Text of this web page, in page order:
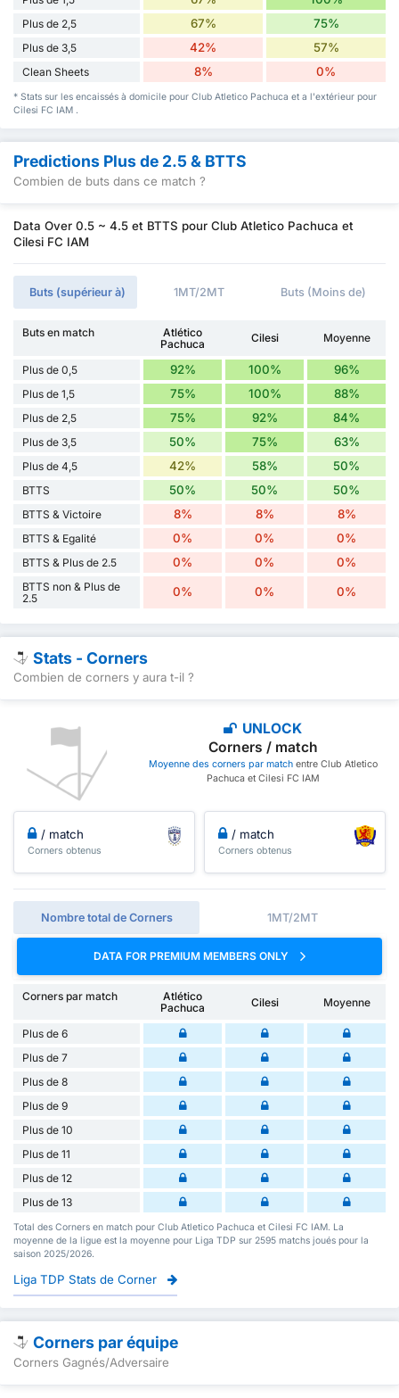
Plus de 2,5 67% 75%
Plus de 3,5 42% 57%
Clean Sheets 8% 0%
* Stats sur les encaissés à domicile pour Club Atletico Pachuca et a l'extérieur pour
Cilesi FC IAM .
Predictions Plus de 2.5 & BTTS
Combien de buts dans ce match ?
Data Over 0.5 ~ 4.5 et BTTS pour Club Atletico Pachuca et
Cilesi FC IAM
Buts (supérieur à) 1MT/2MT Buts (Moins de)
Buts en match
Atlético
Pachuca
Cilesi Moyenne
Plus de 0,5 92% 100% 96%
Plus de 1,5 75% 100% 88%
Plus de 2,5 75% 92% 84%
Plus de 3,5 50% 75% 63%
Plus de 4,5 42% 58% 50%
BTTS 50% 50% 50%
BTTS & Victoire 8% 8% 8%
BTTS & Egalité 0% 0% 0%
BTTS & Plus de 2.5 0% 0% 0%
BTTS non & Plus de
2.5
0% 0% 0%
Stats - Corners
Combien de corners y aura t-il ?
UNLOCK
Corners / match
Moyenne des corners par matchentre Club Atletico
Pachuca et Cilesi FC IAM
/ match
Corners obtenus
/ match
Corners obtenus
Nombre total de Corners 1MT/2MT
DATA FOR PREMIUM MEMBERS ONLY
Corners par match
Atlético
Pachuca
Cilesi Moyenne
Plus de 6
Plus de 7
Plus de 8
Plus de 9
Plus de 10
Plus de 11
Plus de 12
Plus de 13
Total des Corners en match pour Club Atletico Pachuca et Cilesi FC IAM. La
moyenne de la ligue est la moyenne pour Liga TDP sur 2595 matchs joués pour la
saison 2025/2026.
Liga TDP Stats de Corner
Corners par équipe
Corners Gagnés/Adversaire